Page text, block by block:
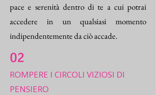
pace e serenità dentro di te a cui potrai
accedere in un qualsiasi momento
indipendentemente da ciò accade.
02
ROMPERE I CIRCOLI VIZIOSI DI
PENSIERO